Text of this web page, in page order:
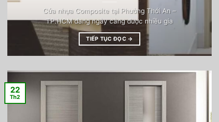
Cửa nhựa Composite tại Phường Thới An –
TP.HCM đang ngày càng được nhiều gia
TIẾP TỤC ĐỌC →
22
Th2